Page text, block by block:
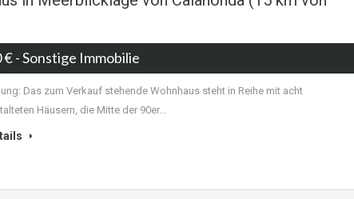
€- Sonstige Immobilie
Das zum Verkauf stehende Wohnhaus steht in Reihe mit acht
Häusern, die Mitte der 90er...